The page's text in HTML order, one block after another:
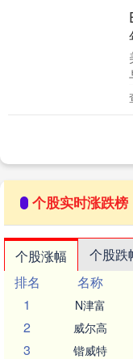
个股实时涨跌榜
个股涨幅 个股跌
排名
名称
1
N津富
2 威尔高
3 锴威特